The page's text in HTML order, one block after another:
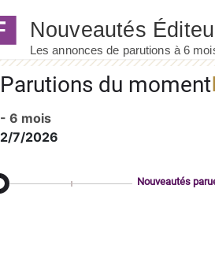
Parutions du moment
- 6 mois
2/7/2026
Nouveautés